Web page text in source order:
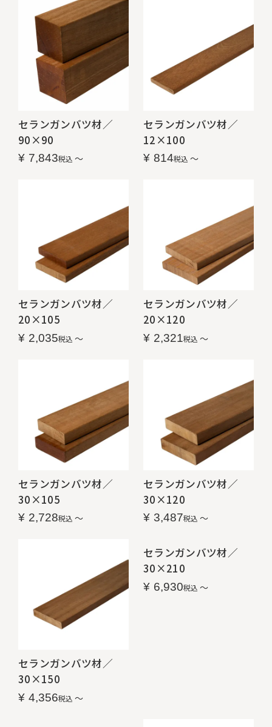
セランガンバツ材／
90×90
¥ 7,843税込 〜
セランガンバツ材／
12×100
¥ 814税込 〜
セランガンバツ材／
20×105
¥ 2,035税込 〜
セランガンバツ材／
20×120
¥ 2,321税込 〜
セランガンバツ材／
30×105
¥ 2,728税込 〜
セランガンバツ材／
30×120
¥ 3,487税込 〜
セランガンバツ材／
30×150
¥ 4,356税込 〜
セランガンバツ材／
30×210
¥ 6,930税込 〜